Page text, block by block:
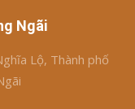
Ngãi
Lộ, Thành phố